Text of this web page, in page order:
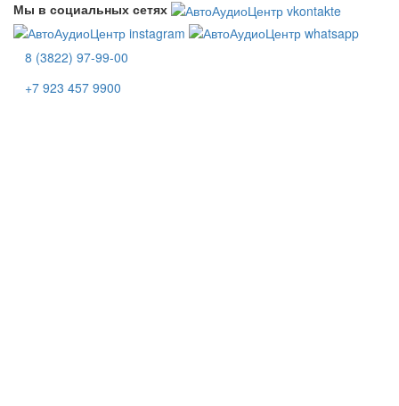
Мы в социальных сетях
8 (3822) 97-99-00
+7 923 457 9900